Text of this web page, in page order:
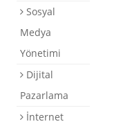
Sosyal
Medya
Yönetimi
Dijital
Pazarlama
İnternet